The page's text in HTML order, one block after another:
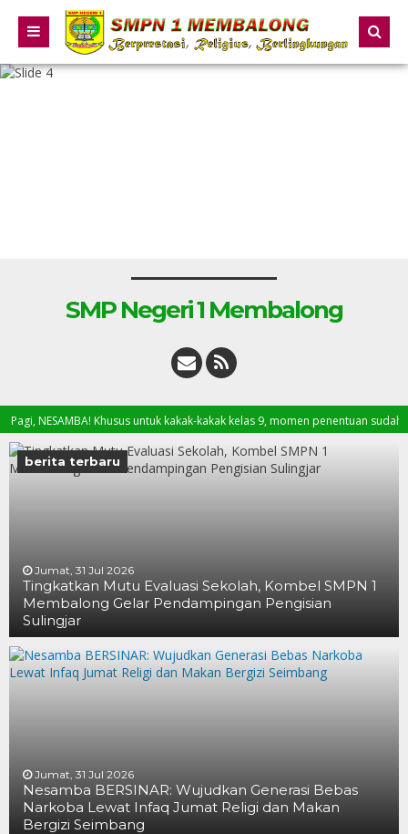
SMP Negeri 1 Membalong
Khusus untuk kakak-kakak kelas 9, momen penentuan sudah di
sekadar peringatan, tetapi pengingat akan keberanian seorang
berita terbaru
Jumat, 31 Jul 2026
Tingkatkan Mutu Evaluasi Sekolah, Kombel SMPN 1
Membalong Gelar Pendampingan Pengisian
Sulingjar
Jumat, 31 Jul 2026
Nesamba BERSINAR: Wujudkan Generasi Bebas
Narkoba Lewat Infaq Jumat Religi dan Makan
Bergizi Seimbang